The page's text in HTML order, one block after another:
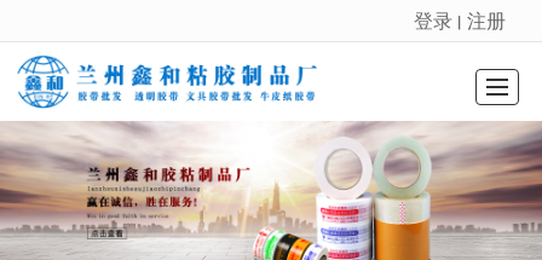
很遗憾，因您的浏览器版本过低导致无法获得最佳浏览体验，推荐下载安装谷歌浏览器！
登录 丨 注册
首页 鑫和产品 公司介绍 联系我们 LBS